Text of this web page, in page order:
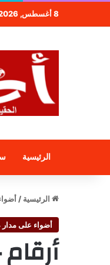
8 أغسطس, 2026
الرئيسية
الرئيسية / أضواء
أضواء على مدار 24 ساعة
أرقام